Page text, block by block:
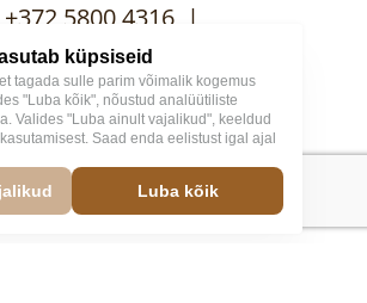
+372 5800 4316 |
Mööblistuudio2026
küpsiseid
tagada sulle parim võimalik kogemus
"Luba kõik", nõustud analüütiliste
Valides "Luba ainult vajalikud", keeldud
Saad enda eelistust igal ajal
Luba kõik